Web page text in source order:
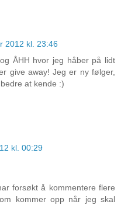
2012 kl. 23:46
ÅHH hvor jeg håber på lidt
give away! Jeg er ny følger,
at kende :)
kl. 00:29
forsøkt å kommentere flere
kommer opp når jeg skal